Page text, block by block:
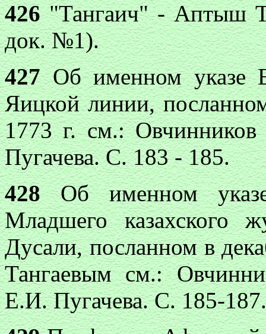
426"Тангаич" - Аптыш
док. №1).
427Об именном указе
Яицкой линии,
1773 г. см.:
Пугачева. С. 183 - 185.
428Об именном указе
Младшего казахского
Дусали, посланном в
Тангаевым см.:
Е.И. Пугачева. С. 185-187.